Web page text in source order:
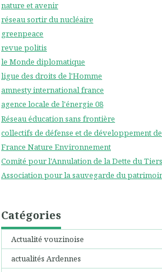
nature et avenir
réseau sortir du nucléaire
greenpeace
revue politis
le Monde diplomatique
ligue des droits de l'Homme
amnesty international france
agence locale de l'énergie 08
Réseau éducation sans frontière
collectifs de défense et de développement
France Nature Environnement
Comité pour l'Annulation de la Dette du
Association pour la sauvegarde du
Catégories
Actualité vouzinoise
actualités Ardennes